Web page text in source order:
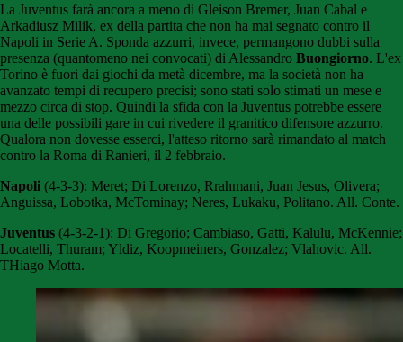
La Juventus farà ancora a meno di Gleison Bremer, Juan Cabal e
Arkadiusz Milik, ex della partita che non ha mai segnato contro il
Napoli in Serie A. Sponda azzurri, invece, permangono dubbi sulla
presenza (quantomeno nei convocati) di Alessandro Buongiorno. L'ex
Torino è fuori dai giochi da metà dicembre, ma la società non ha
avanzato tempi di recupero precisi; sono stati solo stimati un mese e
mezzo circa di stop. Quindi la sfida con la Juventus potrebbe essere
una delle possibili gare in cui rivedere il granitico difensore azzurro.
Qualora non dovesse esserci, l'atteso ritorno sarà rimandato al match
contro la Roma di Ranieri, il 2 febbraio.
Napoli (4-3-3): Meret; Di Lorenzo, Rrahmani, Juan Jesus, Olivera;
Anguissa, Lobotka, McTominay; Neres, Lukaku, Politano. All. Conte.
Juventus (4-3-2-1): Di Gregorio; Cambiaso, Gatti, Kalulu, McKennie;
Locatelli, Thuram; Yldiz, Koopmeiners, Gonzalez; Vlahovic. All.
THiago Motta.